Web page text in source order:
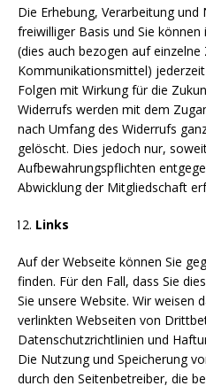
Die Erhebung, Verarbeitung
freiwilliger Basis und Sie
(dies auch bezogen auf
Kommunikationsmittel)
Folgen mit Wirkung für die
Widerrufs werden mit dem
nach Umfang des Widerrufs
gelöscht. Dies jedoch nur,
Aufbewahrungspflichten
Abwicklung der Mitgliedschaft
Links
Auf der Webseite können Sie
finden. Für den Fall, dass Sie
Sie unsere Website. Wir weisen
verlinkten Webseiten von
Datenschutzrichtlinien und
Die Nutzung und Speicherung
durch den Seitenbetreiber, die